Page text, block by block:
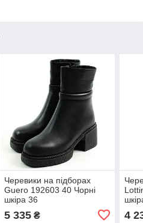
Черевики на підборах
Guero 192603 40 Чорні
шкіра 36
5 335₴ 4